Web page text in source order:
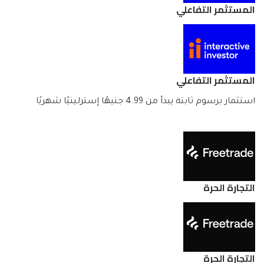
المستثمر التفاعلي
المستثمر التفاعلي
استثمار برسوم ثابتة يبدأ من 4.99 جنيهًا إسترلينيًا شهريًا
التجارة الحرة
التجارة الحرة